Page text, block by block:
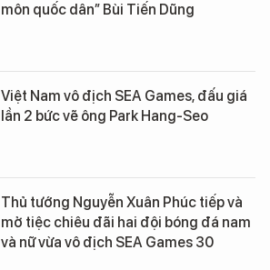
môn quốc dân” Bùi Tiến Dũng
Việt Nam vô địch SEA Games, đấu giá
lần 2 bức vẽ ông Park Hang-Seo
Thủ tướng Nguyễn Xuân Phúc tiếp và
mở tiệc chiêu đãi hai đội bóng đá nam
và nữ vừa vô địch SEA Games 30